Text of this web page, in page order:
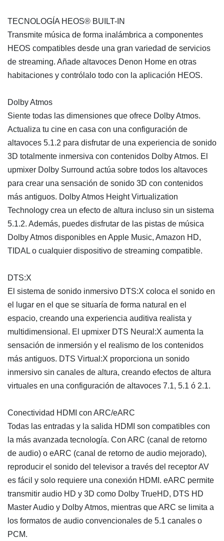
TECNOLOGÍA HEOS® BUILT-IN
Transmite música de forma inalámbrica a componentes
HEOS compatibles desde una gran variedad de servicios
de streaming. Añade altavoces Denon Home en otras
habitaciones y contrólalo todo con la aplicación HEOS.
Dolby Atmos
Siente todas las dimensiones que ofrece Dolby Atmos.
Actualiza tu cine en casa con una configuración de
altavoces 5.1.2 para disfrutar de una experiencia de sonido
3D totalmente inmersiva con contenidos Dolby Atmos. El
upmixer Dolby Surround actúa sobre todos los altavoces
para crear una sensación de sonido 3D con contenidos
más antiguos. Dolby Atmos Height Virtualization
Technology crea un efecto de altura incluso sin un sistema
5.1.2. Además, puedes disfrutar de las pistas de música
Dolby Atmos disponibles en Apple Music, Amazon HD,
TIDAL o cualquier dispositivo de streaming compatible.
DTS:X
El sistema de sonido inmersivo DTS:X coloca el sonido en
el lugar en el que se situaría de forma natural en el
espacio, creando una experiencia auditiva realista y
multidimensional. El upmixer DTS Neural:X aumenta la
sensación de inmersión y el realismo de los contenidos
más antiguos. DTS Virtual:X proporciona un sonido
inmersivo sin canales de altura, creando efectos de altura
virtuales en una configuración de altavoces 7.1, 5.1 ó 2.1.
Conectividad HDMI con ARC/eARC
Todas las entradas y la salida HDMI son compatibles con
la más avanzada tecnología. Con ARC (canal de retorno
de audio) o eARC (canal de retorno de audio mejorado),
reproducir el sonido del televisor a través del receptor AV
es fácil y solo requiere una conexión HDMI. eARC permite
transmitir audio HD y 3D como Dolby TrueHD, DTS HD
Master Audio y Dolby Atmos, mientras que ARC se limita a
los formatos de audio convencionales de 5.1 canales o
PCM.